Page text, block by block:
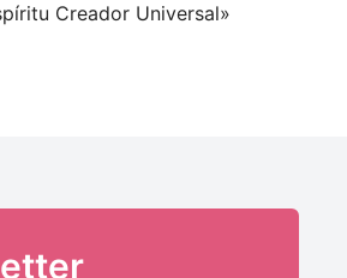
Creador Universal»